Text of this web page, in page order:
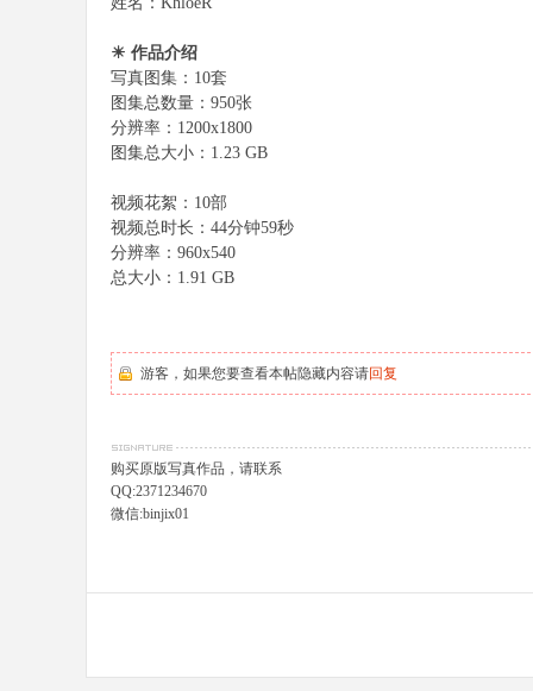
☀ 作品介绍
写真图集：10套
图集总数量：950张
分辨率：1200x1800
图集总大小：1.23 GB
视频花絮：10部
视频总时长：44分钟59秒
分辨率：960x540
总大小：1.91 GB
游客，如果您要查看本帖隐藏内容请回复
购买原版写真作品，请联系
QQ:2371234670
微信:binjix01